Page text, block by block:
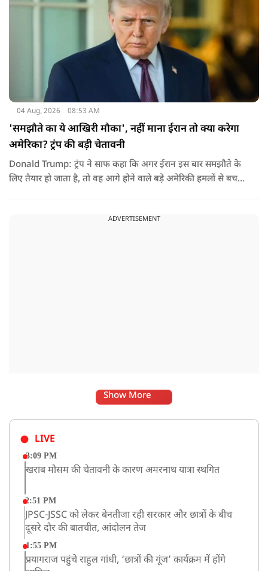
04 Aug, 2026 08:53 AM
'समझौते का ये आखिरी मौका', नहीं माना ईरान तो क्या करेगा
अमेरिका? ट्रंप की बड़ी चेतावनी
Donald Trump: ट्रंप ने साफ कहा कि अगर ईरान इस बार समझौते के
लिए तैयार हो जाता है, तो वह आगे होने वाले बड़े अमेरिकी हमलों से बच
ADVERTISEMENT
Show More
LIVE
3:09 PM
खराब मौसम की चेतावनी के कारण अमरनाथ यात्रा स्थगित
2:51 PM
JPSC-JSSC को लेकर बेनतीजा रही सरकार और छात्रों के बीच
दूसरे दौर की बातचीत, आंदोलन तेज
1:55 PM
प्रयागराज पहुंचे राहुल गांधी, ‘छात्रों की गूंज’ कार्यक्रम में होंगे